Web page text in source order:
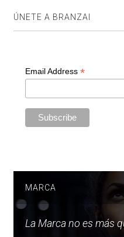
ÚNETE A BRANZAI
Email Address *
MARCA
La Marca no es más